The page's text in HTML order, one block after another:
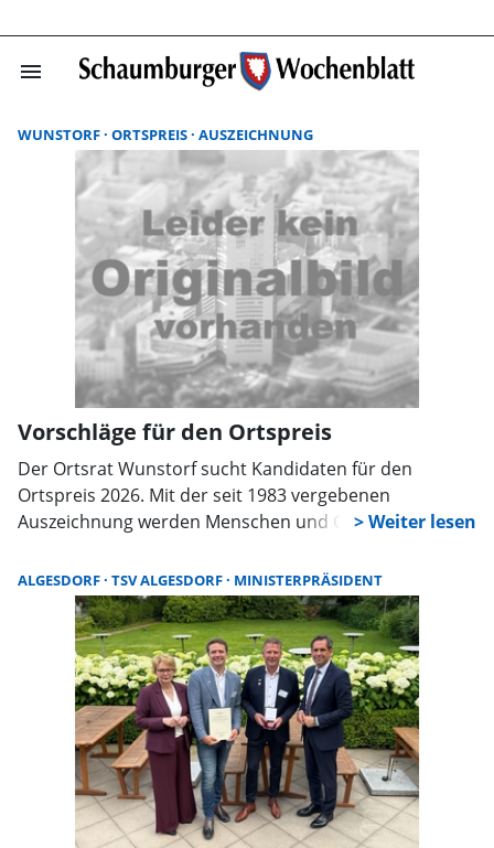
menu
WUNSTORF ORTSPREIS AUSZEICHNUNG
Vorschläge für den Ortspreis
Der Ortsrat Wunstorf sucht Kandidaten für den
Ortspreis 2026. Mit der seit 1983 vergebenen
Auszeichnung werden Menschen und Gruppen geehrt,
verdient gemacht haben. Vorschläge können bis zum
12. August eingereicht werden.
ALGESDORF TSV ALGESDORF MINISTERPRÄSIDENT